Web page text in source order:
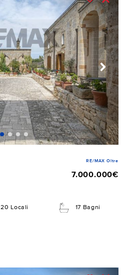
RE/MAX Oltre
7.000.000€
20 Locali 17 Bagni